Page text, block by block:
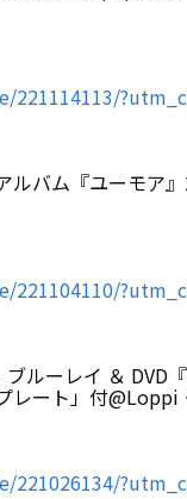
バム『ユーモア
ーレイ ＆ DVD『
ート」付@Loppi